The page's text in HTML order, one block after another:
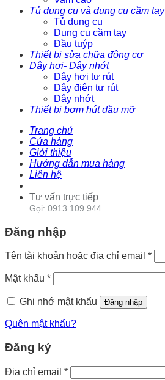
Tủ dụng cụ và dụng cụ cầm tay
Tủ dụng cụ
Dụng cụ cầm tay
Đầu tuýp
Thiết bị sửa chữa động cơ
Dây hơi- Dây nhớt
Dây hơi tự rút
Dây điện tự rút
Dây nhớt
Thiết bị bơm hút dầu mỡ
Trang chủ
Cửa hàng
Giới thiệu
Hướng dẫn mua hàng
Liên hệ
Tư vấn trực tiếp
Gọi: 0913 109 944
Đăng nhập
Tên tài khoản hoặc địa chỉ email *
Mật khẩu *
Ghi nhớ mật khẩu Đăng nhập
Quên mật khẩu?
Đăng ký
Địa chỉ email *